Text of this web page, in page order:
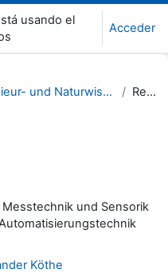
usando el
Acceder
Ingenieur- und Naturwissenschaften (INW) Resumen
und Sensorik
Köthe